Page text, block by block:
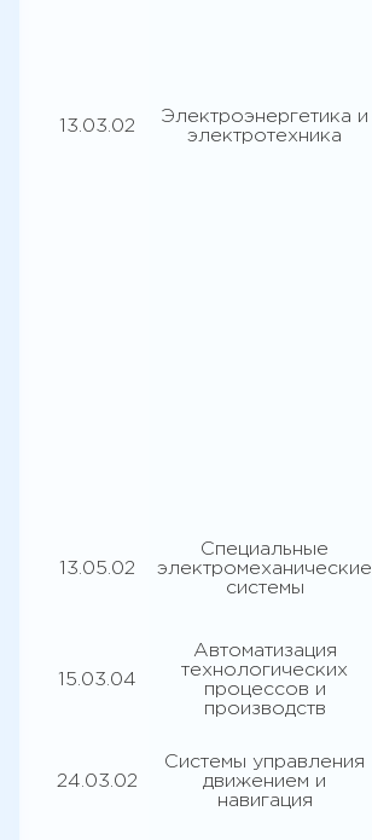
13.03.02
Электроэнергетика и
электротехника
13.05.02
Специальные
электромеханические
системы
15.03.04
Автоматизация
технологических
процессов и
производств
24.03.02
Системы управления
движением и
навигация